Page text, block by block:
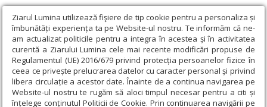
Ziarul Lumina utilizează fişiere de tip cookie pentru a personaliza și
îmbunătăți experiența ta pe Website-ul nostru. Te informăm că ne-
am actualizat politicile pentru a integra în acestea și în activitatea
curentă a Ziarului Lumina cele mai recente modificări propuse de
Regulamentul (UE) 2016/679 privind protecția persoanelor fizice în
ceea ce privește prelucrarea datelor cu caracter personal și privind
libera circulație a acestor date. Înainte de a continua navigarea pe
Website-ul nostru te rugăm să aloci timpul necesar pentru a citi și
înțelege conținutul Politicii de Cookie. Prin continuarea navigării pe
Ziarul Lumina › Societate › Reportaj › „Corul este a doua